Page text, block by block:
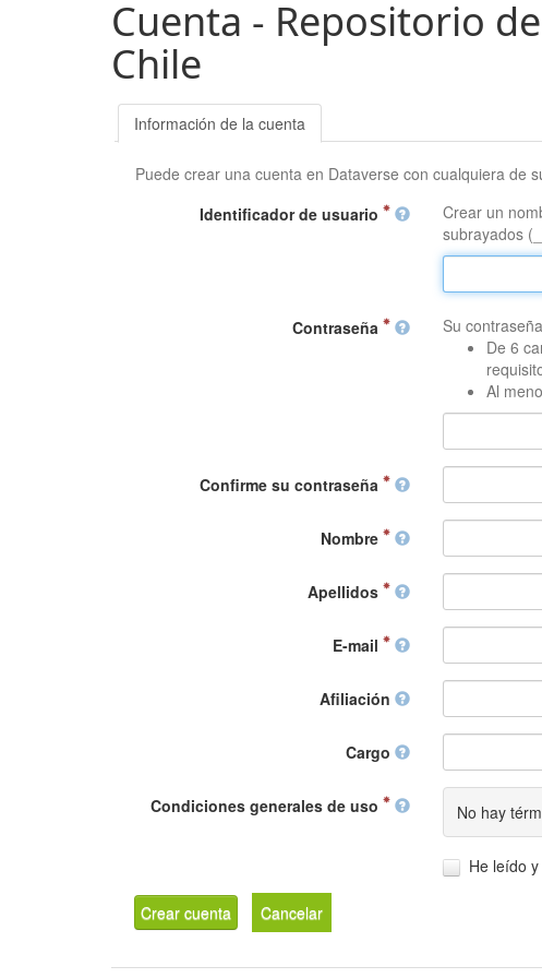
Cuenta - Repositorio
Chile
Información de la cuenta
Puede crear una cuenta en Dataverse con cualquiera de
Identificador de usuario
Crear un
subrayados
Contraseña
Su
De 6
Al
Confirme su contraseña
Nombre
Apellidos
E-mail
Afiliación
Cargo
Condiciones generales de uso No hay
He leído
Crear cuenta Cancelar